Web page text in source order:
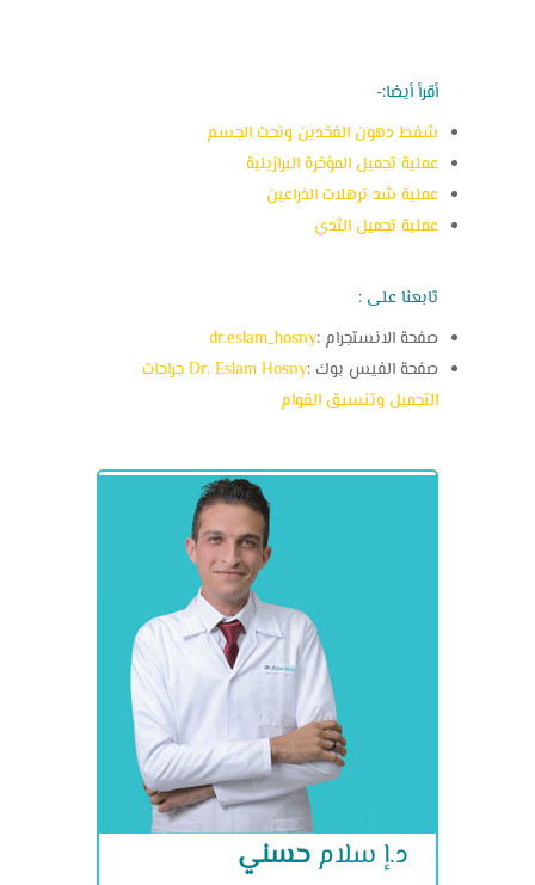
أقرأ أيضا:-
شفط دهون الفخدين ونحت الجسم
عملية تجميل المؤخرة البرازيلية
عملية شد ترهلات الذراعين
عملية تجميل الثدي
تابعنا على :
صفحة الانستجرام :dr.eslam_hosny
صفحة الفيس بوك :
Dr. Eslam Hosny جراحات
التجميل وتنسيق القوام
د.إ سلام حسني